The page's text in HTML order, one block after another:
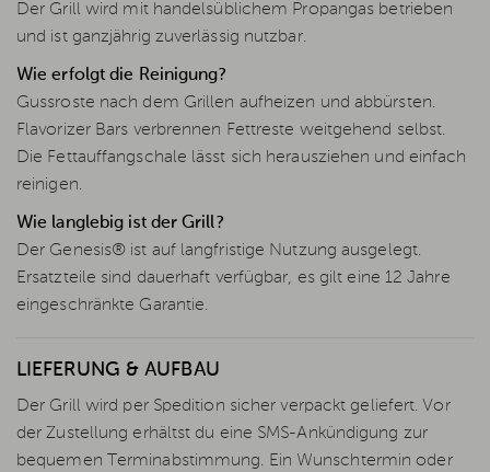
Der Grill wird mit handelsüblichem Propangas betrieben
und ist ganzjährig zuverlässig nutzbar.
Wie erfolgt die Reinigung?
Gussroste nach dem Grillen aufheizen und abbürsten.
Flavorizer Bars verbrennen Fettreste weitgehend selbst.
Die Fettauffangschale lässt sich herausziehen und einfach
reinigen.
Wie langlebig ist der Grill?
Der Genesis® ist auf langfristige Nutzung ausgelegt.
Ersatzteile sind dauerhaft verfügbar, es gilt eine 12 Jahre
eingeschränkte Garantie.
LIEFERUNG & AUFBAU
Der Grill wird per Spedition sicher verpackt geliefert. Vor
der Zustellung erhältst du eine SMS-Ankündigung zur
bequemen Terminabstimmung. Ein Wunschtermin oder